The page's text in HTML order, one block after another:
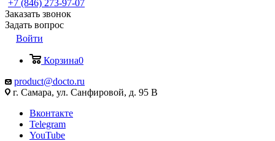
+7 (846) 273-97-07
Заказать звонок
Задать вопрос
Войти
Корзина0
product@docto.ru
г. Самара, ул. Санфировой, д. 95 В
Вконтакте
Telegram
YouTube